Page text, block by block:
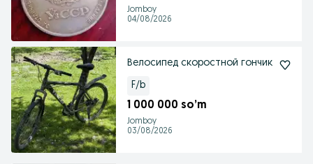
Jomboy
04/08/2026
Велосипед скоростной гончик
F/b
1 000 000 so’m
Jomboy
03/08/2026